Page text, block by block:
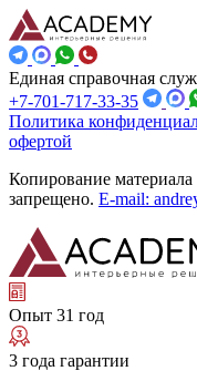
Единая справочная
+7-701-717-33-35
Политика
офертой
Копирование материала
запрещено. E-mail:
Опыт 31 год
3 года гарантии